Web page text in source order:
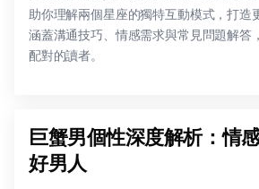
助你理解兩個星座的獨特互動模式，打造
涵蓋溝通技巧、情感需求與常見問題解答
配對的讀者。
巨蟹男個性深度解析：情
好男人